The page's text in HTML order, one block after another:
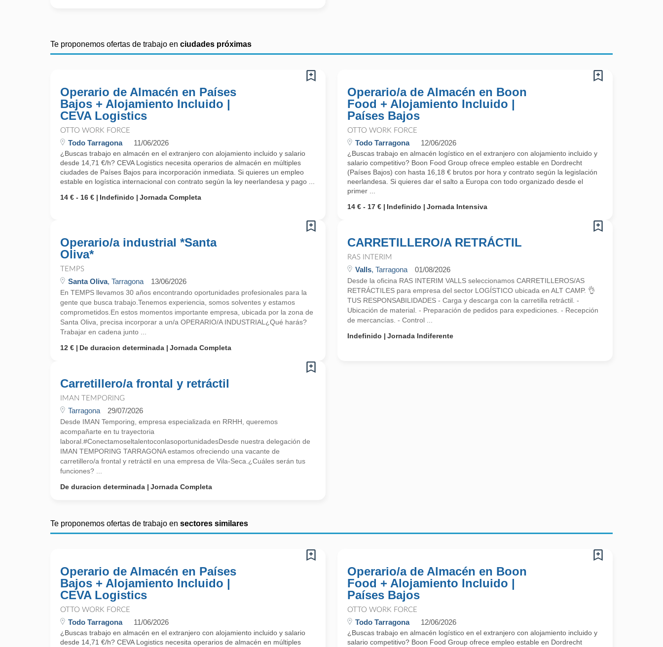
Te proponemos ofertas de trabajo en ciudades próximas
Operario de Almacén en Países
Bajos + Alojamiento Incluido |
CEVA Logistics
OTTO WORK FORCE
Todo Tarragona 11/06/2026
¿Buscas trabajo en almacén en el extranjero con alojamiento incluido y salario
desde 14,71 €/h? CEVA Logistics necesita operarios de almacén en múltiples
ciudades de Países Bajos para incorporación inmediata. Si quieres un empleo
estable en logística internacional con contrato según la ley neerlandesa y pago ...
14 € - 16 €
Indefinido Jornada Completa
Operario/a de Almacén en Boon
Food + Alojamiento Incluido |
Países Bajos
OTTO WORK FORCE
Todo Tarragona 12/06/2026
¿Buscas trabajo en almacén logístico en el extranjero con alojamiento incluido y
salario competitivo? Boon Food Group ofrece empleo estable en Dordrecht
(Países Bajos) con hasta 16,18 € brutos por hora y contrato según la legislación
neerlandesa. Si quieres dar el salto a Europa con todo organizado desde el
primer ...
14 € - 17 €
Indefinido Jornada Intensiva
Operario/a industrial *Santa
Oliva*
TEMPS
Santa Oliva, Tarragona 13/06/2026
En TEMPS llevamos 30 años encontrando oportunidades profesionales para la
gente que busca trabajo.Tenemos experiencia, somos solventes y estamos
comprometidos.En estos momentos importante empresa, ubicada por la zona de
Santa Oliva, precisa incorporar a un/a OPERARIO/A INDUSTRIAL¿Qué harás?
Trabajar en cadena junto ...
12 €
De duracion determinada Jornada Completa
CARRETILLERO/A RETRÁCTIL
RAS INTERIM
Valls, Tarragona 01/08/2026
Desde la oficina RAS INTERIM VALLS seleccionamos CARRETILLEROS/AS
RETRÁCTILES para empresa del sector LOGÍSTICO ubicada en ALT CAMP. 👌
TUS RESPONSABILIDADES - Carga y descarga con la carretilla retráctil. -
Ubicación de material. - Preparación de pedidos para expediciones. - Recepción
de mercancías. - Control ...
Indefinido
Jornada Indiferente
Carretillero/a frontal y retráctil
IMAN TEMPORING
Tarragona 29/07/2026
Desde IMAN Temporing, empresa especializada en RRHH, queremos
acompañarte en tu trayectoria
laboral.#ConectamoseltalentoconlasoportunidadesDesde nuestra delegación de
IMAN TEMPORING TARRAGONA estamos ofreciendo una vacante de
carretillero/a frontal y retráctil en una empresa de Vila-Seca.¿Cuáles serán tus
funciones? ...
De duracion determinada
Jornada Completa
Te proponemos ofertas de trabajo en sectores similares
Operario de Almacén en Países
Bajos + Alojamiento Incluido |
CEVA Logistics
OTTO WORK FORCE
Todo Tarragona 11/06/2026
¿Buscas trabajo en almacén en el extranjero con alojamiento incluido y salario
desde 14,71 €/h? CEVA Logistics necesita operarios de almacén en múltiples
Operario/a de Almacén en Boon
Food + Alojamiento Incluido |
Países Bajos
OTTO WORK FORCE
Todo Tarragona 12/06/2026
¿Buscas trabajo en almacén logístico en el extranjero con alojamiento incluido y
salario competitivo? Boon Food Group ofrece empleo estable en Dordrecht